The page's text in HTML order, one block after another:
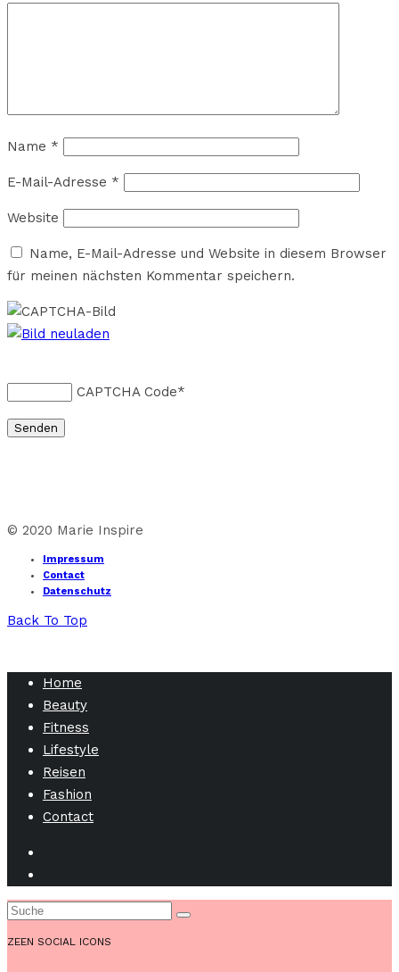
Name *
E-Mail-Adresse *
Website
Name, E-Mail-Adresse und Website in diesem Browser
für meinen nächsten Kommentar speichern.
CAPTCHA Code*
© 2020 Marie Inspire
Impressum
Contact
Datenschutz
Back To Top
Home
Beauty
Fitness
Lifestyle
Reisen
Fashion
Contact
ZEEN SOCIAL ICONS